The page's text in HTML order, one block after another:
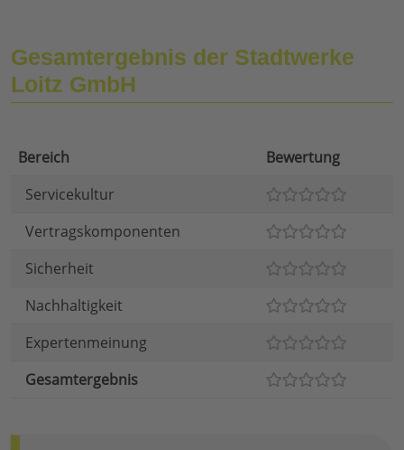
Gesamtergebnis der Stadtwerke
Loitz GmbH
Bereich
Bewertung
Servicekultur
Vertragskomponenten
Sicherheit
Nachhaltigkeit
Expertenmeinung
Gesamtergebnis